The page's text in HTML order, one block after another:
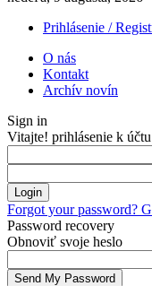
Prihlásenie /
O nás
Kontakt
Archív novín
Sign in
Vitajte! prihlásenie k účtu
Forgot your password?
Password recovery
Obnoviť svoje heslo